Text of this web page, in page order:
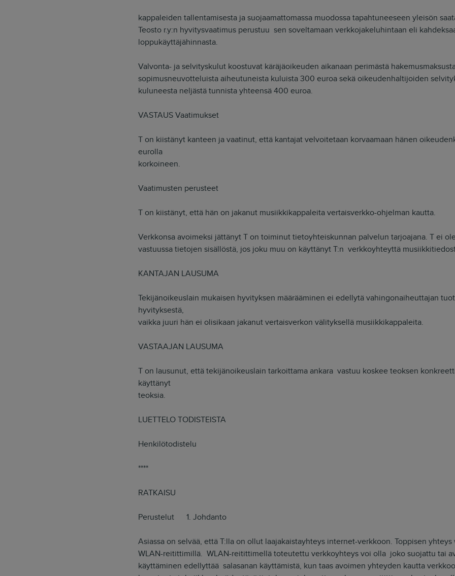
kappaleiden tallentamisesta ja suojaamattomassa muodossa tapahtuneeseen yleisön
Teosto r.y:n hyvitysvaatimus perustuu sen soveltamaan verkkojakeluhintaan eli
loppukäyttäjähinnasta.
Valvonta- ja selvityskulut koostuvat käräjäoikeuden aikanaan perimästä
sopimusneuvotteluista aiheutuneista kuluista 300 euroa sekä oikeudenhaltijoiden
kuluneesta neljästä tunnista yhteensä 400 euroa.
VASTAUS Vaatimukset
T on kiistänyt kanteen ja vaatinut, että kantajat velvoitetaan korvaamaan hänen
eurolla
korkoineen.
Vaatimusten perusteet
T on kiistänyt, että hän on jakanut musiikkikappaleita vertaisverkko-ohjelman kautta.
Verkkonsa avoimeksi jättänyt T on toiminut tietoyhteiskunnan palvelun tarjoajana. T ei
vastuussa tietojen sisällöstä, jos joku muu on käyttänyt T:n verkkoyhteyttä
KANTAJAN LAUSUMA
Tekijänoikeuslain mukaisen hyvityksen määrääminen ei edellytä vahingonaiheuttajan
hyvityksestä,
vaikka juuri hän ei olisikaan jakanut vertaisverkon välityksellä musiikkikappaleita.
VASTAAJAN LAUSUMA
T on lausunut, että tekijänoikeuslain tarkoittama ankara vastuu koskee teoksen
käyttänyt
teoksia.
LUETTELO TODISTEISTA
Henkilötodistelu
****
RATKAISU
Perustelut 1. Johdanto
Asiassa on selvää, että T:lla on ollut laajakaistayhteys internet-verkkoon. Toppisen
WLAN-reitittimillä. WLAN-reitittimellä toteutettu verkkoyhteys voi olla joko suojattu tai
käyttäminen edellyttää salasanan käyttämistä, kun taas avoimen yhteyden kautta